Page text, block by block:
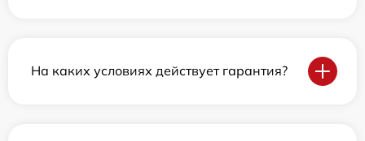
На каких условиях действует гарантия?